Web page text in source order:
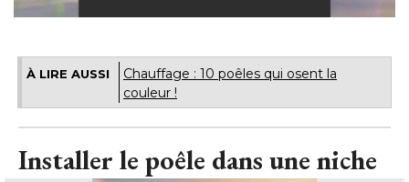
À LIRE AUSSI
Chauffage : 10 poêles qui osent la
couleur !
Installer le poêle dans une niche